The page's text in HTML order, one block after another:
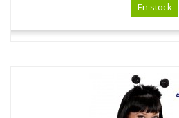
En stock